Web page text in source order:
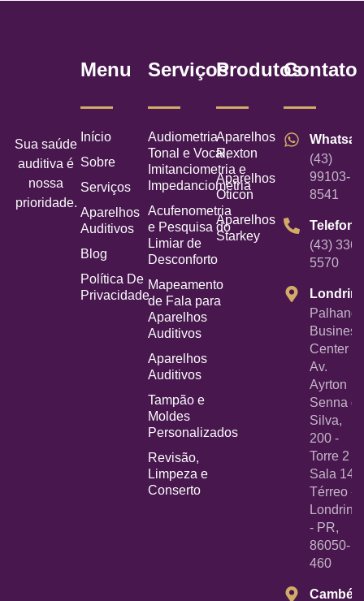
Sua saúde
auditiva é
nossa
prioridade.
Menu
Início
Sobre
Serviços
Aparelhos
Auditivos
Blog
Política De
Privacidade
Serviços
Audiometria
Tonal e Vocal,
Imitanciometria e
Impedanciometria
Acufenometria
e Pesquisa do
Limiar de
Desconforto
Mapeamento
de Fala para
Aparelhos
Auditivos
Aparelhos
Auditivos
Tampão e
Moldes
Personalizados
Revisão,
Limpeza e
Conserto
Produtos
Aparelhos
Rexton
Aparelhos
Oticon
Aparelhos
Starkey
Contato
(43)
99103-
8541
Telefone
(43)
5570
Palhano
Business
Center -
Av.
Ayrton
Senna
Silva,
200 -
Torre 2 -
Sala 14
Térreo -
Londrina
- PR,
86050-
460
Cambé